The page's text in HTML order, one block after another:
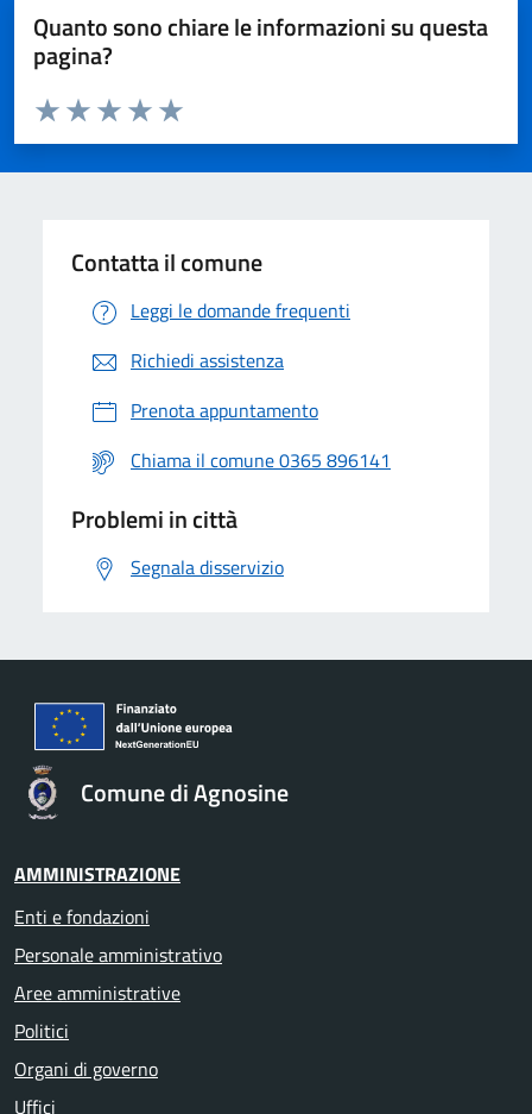
Quanto sono chiare le informazioni su questa
pagina?
Valuta da 1 a 5 stelle la pagina
Valuta 5 stelle su 5
Valuta 4 stelle su 5
Valuta 3 stelle su 5
Valuta 2 stelle su 5
Valuta 1 stelle su 5
Contatta il comune
Leggi le domande frequenti
Richiedi assistenza
Prenota appuntamento
Chiama il comune 0365 896141
Problemi in città
Segnala disservizio
Comune di Agnosine
AMMINISTRAZIONE
Enti e fondazioni
Personale amministrativo
Aree amministrative
Politici
Organi di governo
Uffici